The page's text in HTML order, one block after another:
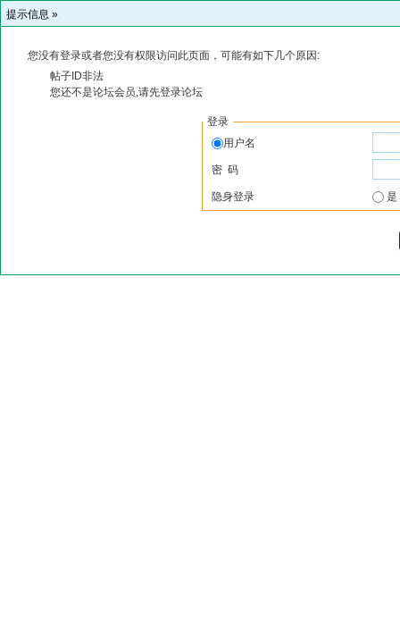
提示信息 »
您没有登录或者您没有权限访问此页面，可能有如下几个原因:
帖子ID非法
您还不是论坛会员,请先登录论坛
登录
用户名
密 码
隐身登录